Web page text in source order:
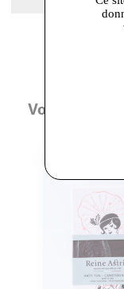
Leaflet |
Vous